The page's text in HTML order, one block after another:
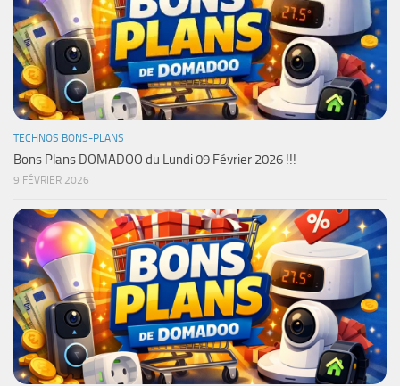
TECHNOS BONS-PLANS
Bons Plans DOMADOO du Lundi 09 Février 2026 !!!
9 FÉVRIER 2026